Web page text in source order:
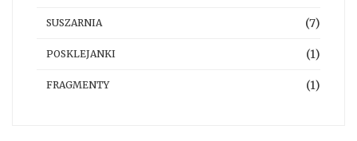
SUSZARNIA (7)
POSKLEJANKI (1)
FRAGMENTY (1)